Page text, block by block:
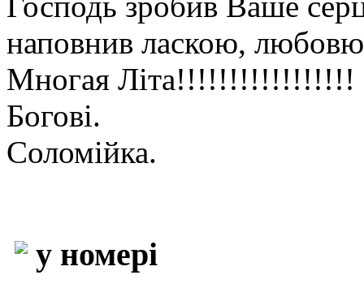
наповнив ласкою,
Многая Літа!!!!!!!!!!!!!!!!!
Богові.
Соломійка.
у номері